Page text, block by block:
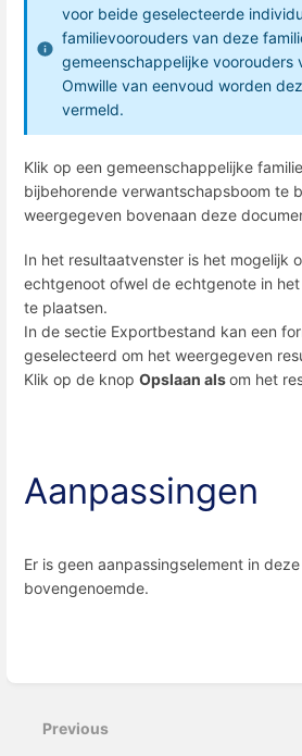
voor beide geselecteerde
familievoorouders van deze
gemeenschappelijke voorouders
Omwille van eenvoud worden
vermeld.
Klik op een gemeenschappelijke
bijbehorende verwantschapsboom te
weergegeven bovenaan deze
In het resultaatvenster is het mogelijk
echtgenoot ofwel de echtgenote in
te plaatsen.
In de sectie Exportbestand kan een
geselecteerd om het weergegeven
Klik op de knop Opslaan alsom het
Aanpassingen
Er is geen aanpassingselement in
bovengenoemde.
mode
Previous